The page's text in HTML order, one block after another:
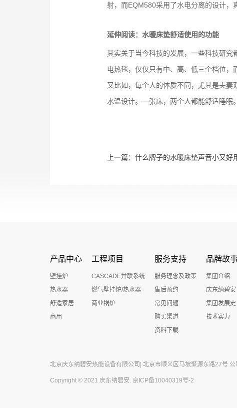
射，而EQM580采用了水电分离的设计，
延伸阅读：水暖床垫舒适使用的功能
其实关于当今科技的发展，一些科技研
电热毯，仅仅只有中、高、低三个档位
又比如，每个人的体质不同，尤其是夫
水温设计。一张床，两个人都能舒适睡眠。
上一篇：什么牌子的水暖床垫声音小又好
产品中心
壁挂炉
热水器
舒适家居
商用
工程项目
CASCADE并联系统
燃气壁挂炉/热水器
商业锅炉
服务支持
服务理念及政策
售后预约
常见问题
购买渠道
资料下载
品牌故
集团介绍
庆东纳碧安
集团发展史
技术实力
北京庆东纳碧安热能设备有限公司| 北京市顺义区马坡聚源东路27号
Copyright © 2021 庆东纳碧安. 京ICP备10040319号-2